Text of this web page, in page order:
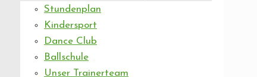
Stundenplan
Kindersport
Dance Club
Ballschule
Unser Trainerteam